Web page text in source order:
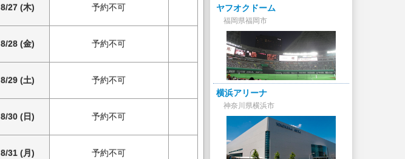
8/27 (木) 予約不可
8/28 (金) 予約不可
8/29 (土) 予約不可
8/30 (日) 予約不可
8/31 (月) 予約不可
ヤフオクドーム
福岡県福岡市
横浜アリーナ
神奈川県横浜市